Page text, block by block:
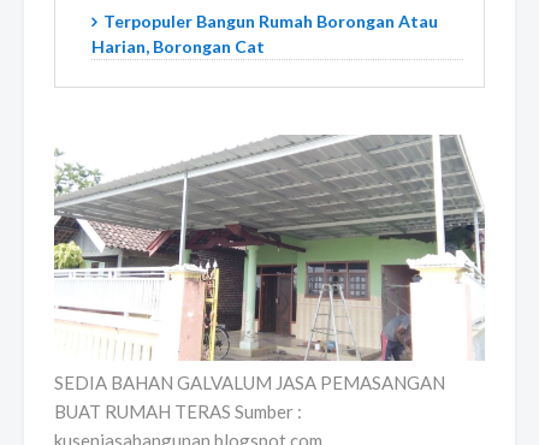
Terpopuler Bangun Rumah Borongan Atau
Harian, Borongan Cat
SEDIA BAHAN GALVALUM JASA PEMASANGAN
BUAT RUMAH TERAS Sumber :